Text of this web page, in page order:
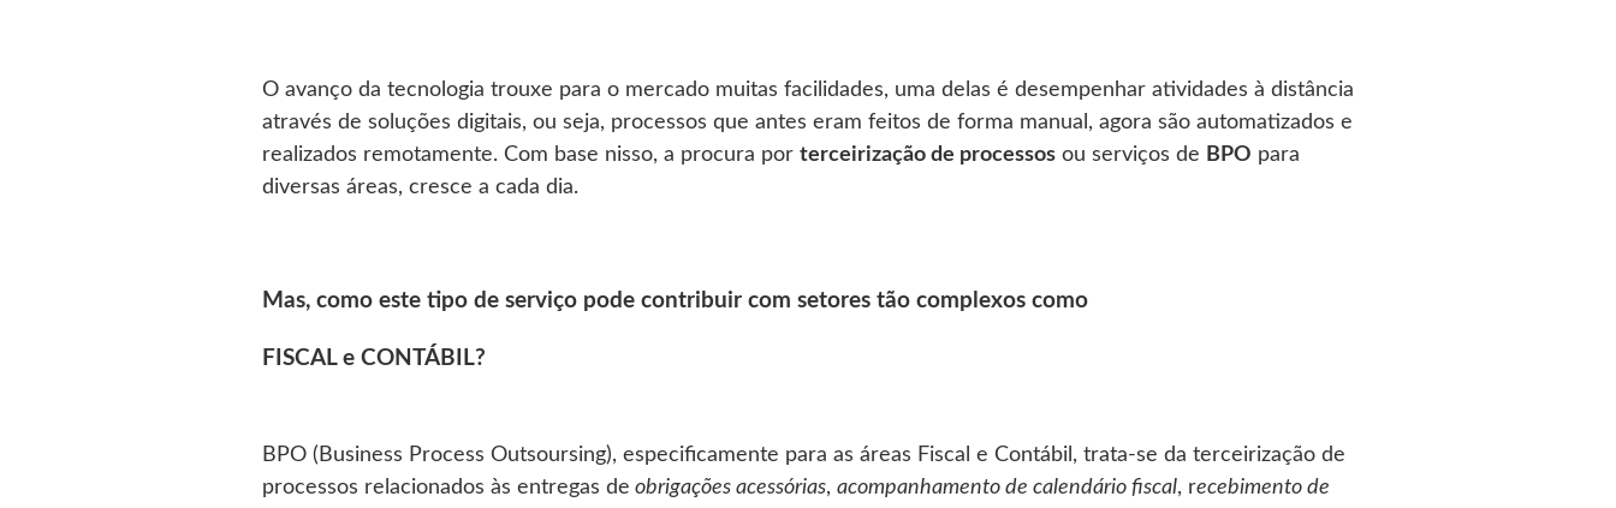
O avanço da tecnologia trouxe para o mercado muitas facilidades, uma delas é desempenhar atividades à distância
através de soluções digitais, ou seja, processos que antes eram feitos de forma manual, agora são automatizados e
realizados remotamente. Com base nisso, a procura por terceirização de processos ou serviços de BPO para
diversas áreas, cresce a cada dia.
Mas, como este tipo de serviço pode contribuir com setores tão complexos como
FISCAL e CONTÁBIL?
BPO (Business Process Outsoursing), especificamente para as áreas Fiscal e Contábil, trata-se da terceirização de
processos relacionados às entregas de obrigações acessórias, acompanhamento de calendário fiscal, recebimento de